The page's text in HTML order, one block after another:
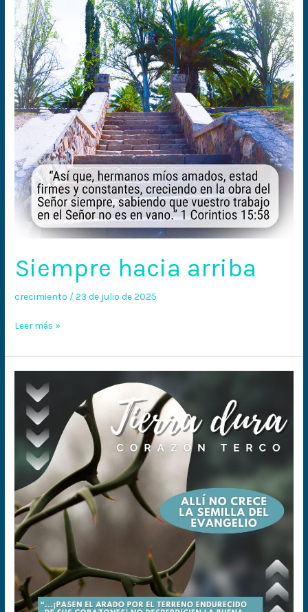
Siempre hacia arriba
crecimiento /23 de julio de 2025
Leer más »
dura